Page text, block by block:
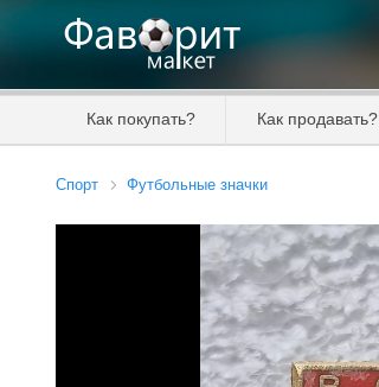
Как покупать? Как продавать?
Спорт Футбольные значки